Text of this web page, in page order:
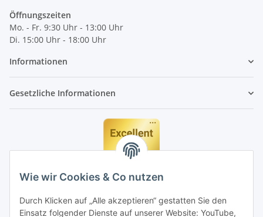
Wie wir Cookies & Co nutzen
Durch Klicken auf „Alle akzeptieren“ gestatten Sie den
Einsatz folgender Dienste auf unserer Website: YouTube,
Öffnungszeiten
Mo. - Fr. 9:30 Uhr - 13:00 Uhr
Di. 15:00 Uhr - 18:00 Uhr
Informationen
Gesetzliche Informationen